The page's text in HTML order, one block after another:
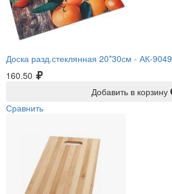
Доска разд.стеклянная 20*30см - АК-9049
160.50
Добавить в корзину
Сравнить